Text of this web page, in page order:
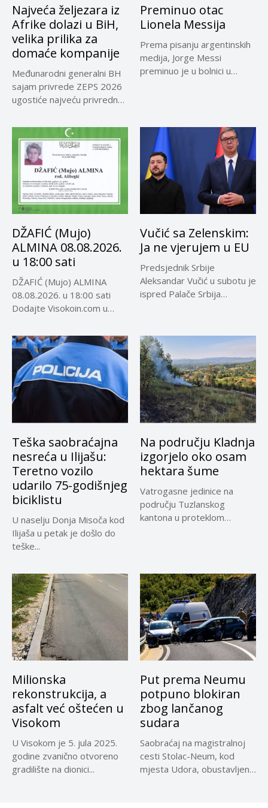
Najveća željezara iz
Afrike dolazi u BiH,
velika prilika za
domaće kompanije
Međunarodni generalni BH
sajam privrede ZEPS 2026
ugostiće najveću privrednu
Preminuo otac
Lionela Messija
Prema pisanju argentinskih
medija, Jorge Messi
preminuo je u bolnici u
DŽAFIĆ (Mujo)
ALMINA 08.08.2026.
u 18:00 sati
DŽAFIĆ (Mujo) ALMINA
08.08.2026. u 18:00 sati
Dodajte Visokoin.com u
Vučić sa Zelenskim:
Ja ne vjerujem u EU
Predsjednik Srbije
Aleksandar Vučić u subotu je
ispred Palače Srbija
Teška saobraćajna
nesreća u Ilijašu:
Teretno vozilo
udarilo 75-godišnjeg
biciklistu
U naselju Donja Misoča kod
Ilijaša u petak je došlo do
teške...
Na području Kladnja
izgorjelo oko osam
hektara šume
Vatrogasne jedinice na
području Tuzlanskog
kantona u proteklom
Milionska
rekonstrukcija, a
asfalt već oštećen u
Visokom
U Visokom je 5. jula 2025.
godine zvanično otvoreno
gradilište na dionici...
Put prema Neumu
potpuno blokiran
zbog lančanog
sudara
Saobraćaj na magistralnoj
cesti Stolac-Neum, kod
mjesta Udora, obustavljen